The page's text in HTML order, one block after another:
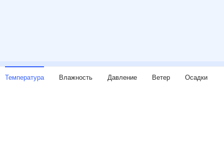
Температура Влажность Давление Ветер Осадки